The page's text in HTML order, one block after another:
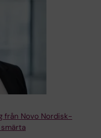
från Novo Nordisk-